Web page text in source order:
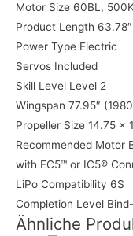
Motor Size 60BL,
Product Length
Power Type Electric
Servos Included
Skill Level Level 2
Wingspan 77.95″
Propeller Size 14.75 x
Recommended Motor
with EC5™ or IC5®
LiPo Compatibility 6S
Completion Level
Ähnliche